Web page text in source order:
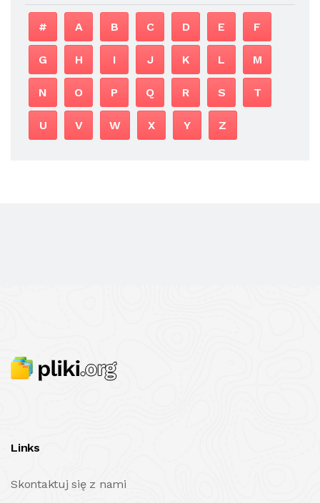
# A B C D E F
G H I J K L M
N O P Q R S T
U V W X Y Z
Links
Skontaktuj się z nami